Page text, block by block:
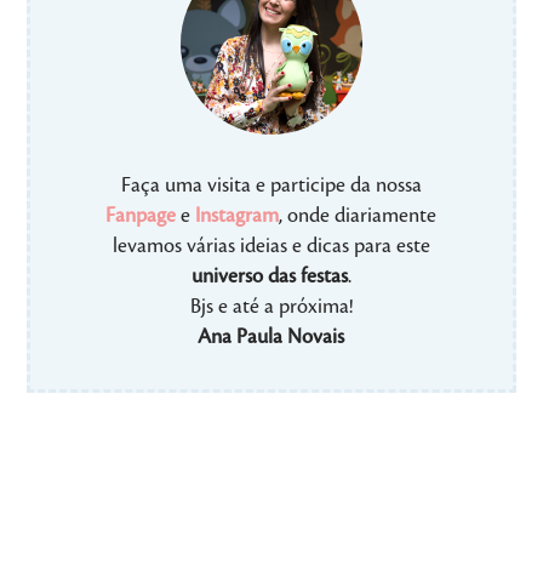
Faça uma visita e participe da nossa
Fanpage e Instagram, onde diariamente
levamos várias ideias e dicas para este
universo das festas.
Bjs e até a próxima!
Ana Paula Novais